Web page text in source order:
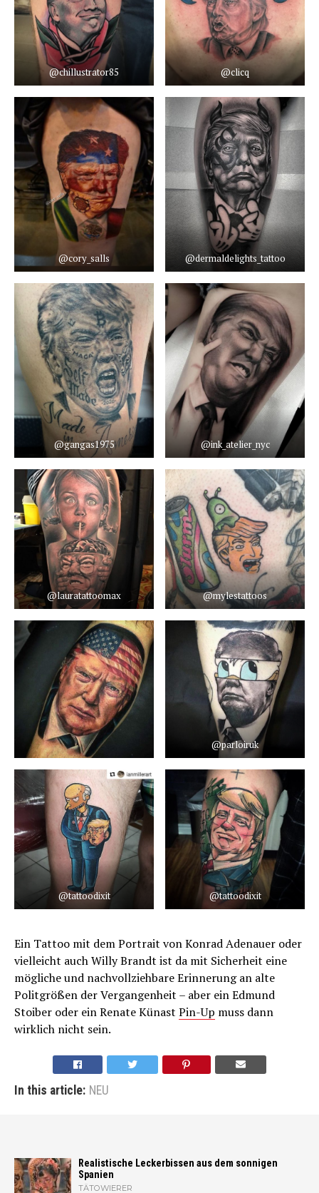
@chillustrator85 @clicq
@cory_salls @dermaldelights_tattoo
@gangas1975 @ink_atelier_nyc
@lauratattoomax @mylestattoos
@parloiruk
@tattoodixit @tattoodixit
Ein Tattoo mit dem Portrait von Konrad Adenauer oder
vielleicht auch Willy Brandt ist da mit Sicherheit eine
mögliche und nachvollziehbare Erinnerung an alte
Politgrößen der Vergangenheit – aber ein Edmund
Stoiber oder ein Renate Künast Pin-Up muss dann
wirklich nicht sein.
In this article: NEU
Realistische Leckerbissen aus dem sonnigen
Spanien
TÄTOWIERER